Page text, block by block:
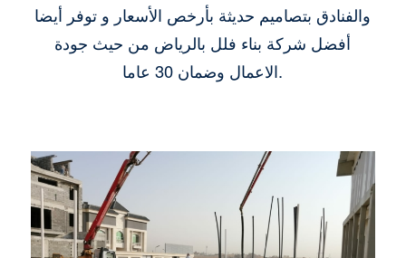
والفنادق بتصاميم حديثة بأرخص الأسعار و توفر أيضا
أفضل شركة بناء فلل بالرياض من حيث جودة
الاعمال وضمان 30 عاما.